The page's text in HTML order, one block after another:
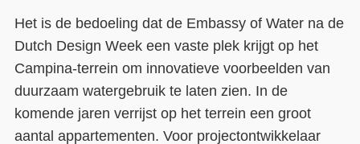
Het is de bedoeling dat de Embassy of Water na de
Dutch Design Week een vaste plek krijgt op het
Campina-terrein om innovatieve voorbeelden van
duurzaam watergebruik te laten zien. In de
komende jaren verrijst op het terrein een groot
aantal appartementen. Voor projectontwikkelaar